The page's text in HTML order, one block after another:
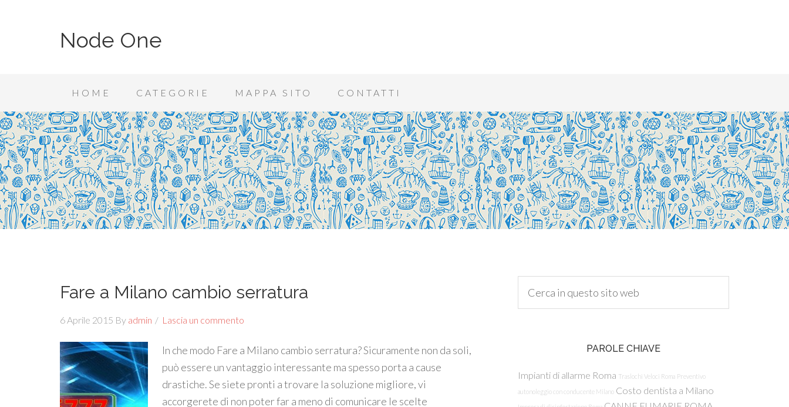
Node One
HOME CATEGORIE MAPPA SITO CONTATTI
Fare a Milano cambio serratura
6 Aprile 2015 By admin Lascia un commento
In che modo Fare a Milano cambio serratura? Sicuramente non da soli,
può essere un vantaggio interessante ma spesso porta a cause
drastiche. Se siete pronti a trovare la soluzione migliore, vi
accorgerete di non poter far a meno di comunicare le scelte
PAROLE CHIAVE
Impianti di allarme Roma Traslochi Veloci Roma Preventivo
autonoleggio con conducente Milano Costo dentista a Milano